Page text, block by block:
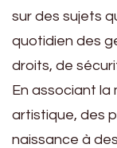
sur des sujets
quotidien des
droits, de
En associant la
artistique, des
naissance à